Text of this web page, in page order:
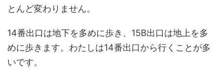
とんど変わりません。
14番出口は地下を多めに歩き、15B出口は地上を多
めに歩きます。わたしは14番出口から行くことが多
いです。